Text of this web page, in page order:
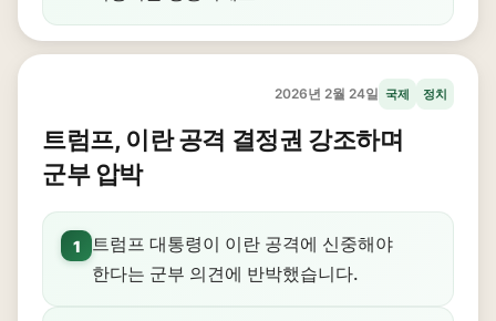
2026년 2월 24일 국제 정치
트럼프, 이란 공격 결정권 강조하며
군부 압박
1
트럼프 대통령이 이란 공격에 신중해야
한다는 군부 의견에 반박했습니다.